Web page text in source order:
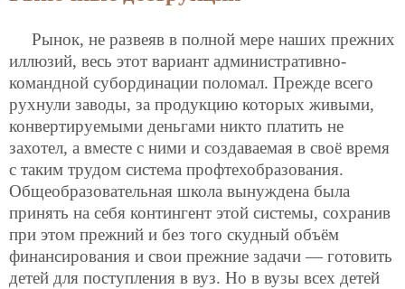
Рынок, не развеяв в полной мере наших прежних
иллюзий, весь этот вариант административно-
командной субординации поломал. Прежде всего
рухнули заводы, за продукцию которых живыми,
конвертируемыми деньгами никто платить не
захотел, а вместе с ними и создаваемая в своё время
с таким трудом система профтехобразования.
Общеобразовательная школа вынуждена была
принять на себя контингент этой системы, сохранив
при этом прежний и без того скудный объём
финансирования и свои прежние задачи — готовить
детей для поступления в вуз. Но в вузы всех детей